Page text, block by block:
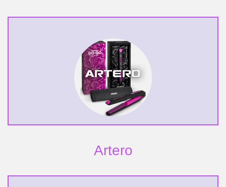
Artero